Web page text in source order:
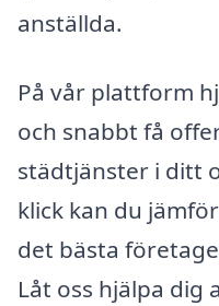
anställda.
På vår plattform
och snabbt få
städtjänster i ditt
klick kan du
det bästa
Låt oss hjälpa